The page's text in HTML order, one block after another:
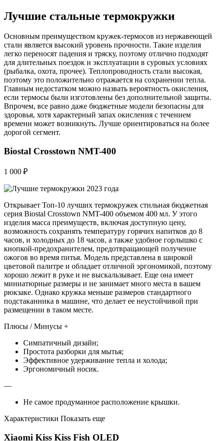
Лучшие стальные термокружки
Основным преимуществом кружек-термосов из нержавеющей
стали является высокий уровень прочности. Такие изделия
легко переносят падения и тряску, поэтому отлично подходят
для длительных поездок и эксплуатации в суровых условиях
(рыбалка, охота, прочее). Теплопроводность стали высокая,
поэтому это положительно отражается на сохранении тепла.
Главным недостатком можно назвать вероятность окисления,
если термосы были изготовлены без дополнительной защиты.
Впрочем, все равно даже бюджетные модели безопасны для
здоровья, хотя характерный запах окисления с течением
времени может возникнуть. Лучше ориентироваться на более
дорогой сегмент.
Biostal Crosstown NMT-400
1 000 ₽
Открывает Топ-10 лучших термокружек стильная бюджетная
серия Biostal Crosstown NMT-400 объемом 400 мл. У этого
изделия масса преимуществ, включая доступную цену,
возможность сохранять температуру горячих напитков до 8
часов, и холодных до 18 часов, а также удобное горлышко с
кнопкой-предохранителем, предотвращающей получение
ожогов во время питья. Модель представлена в широкой
цветовой палитре и обладает отличной эргономикой, поэтому
хорошо лежит в руке и не выскальзывает. Еще она имеет
миниатюрные размеры и не занимает много места в вашем
рюкзаке. Однако кружка меньше размеров стандартного
подстаканника в машине, что делает ее неустойчивой при
размещении в таком месте.
Плюсы / Минусы +
Симпатичный дизайн;
Простота разборки для мытья;
Эффективное удерживание тепла и холода;
Эргономичный носик.
—
Не самое продуманное расположение крышки.
Характеристики Показать еще
Xiaomi Kiss Kiss Fish OLED